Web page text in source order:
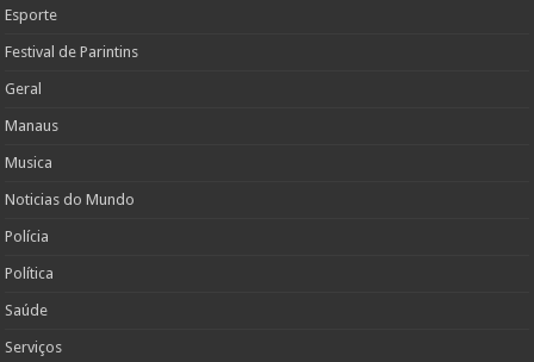
Esporte
Festival de Parintins
Geral
Manaus
Musica
Noticias do Mundo
Polícia
Política
Saúde
Serviços